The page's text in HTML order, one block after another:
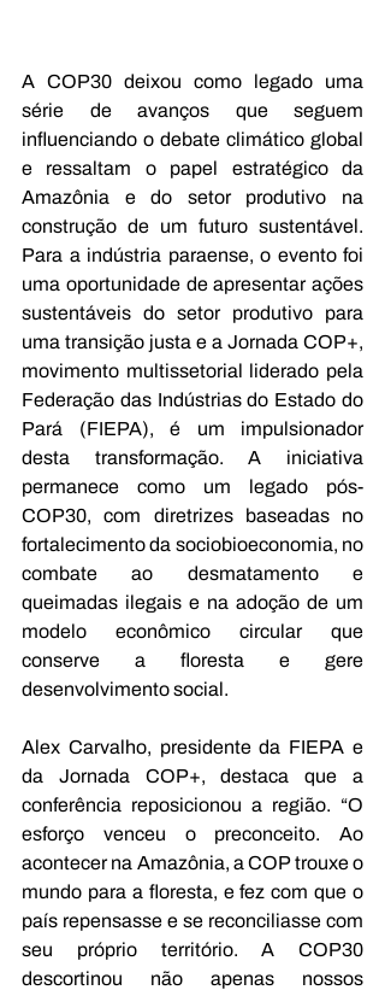
A COP30 deixou como legado uma
série de avanços que seguem
influenciando o debate climático global
e ressaltam o papel estratégico da
Amazônia e do setor produtivo na
construção de um futuro sustentável.
Para a indústria paraense, o evento foi
uma oportunidade de apresentar ações
sustentáveis do setor produtivo para
uma transição justa e a Jornada COP+,
movimento multissetorial liderado pela
Federação das Indústrias do Estado do
Pará (FIEPA), é um impulsionador
desta transformação. A iniciativa
permanece como um legado pós-
COP30, com diretrizes baseadas no
fortalecimento da sociobioeconomia, no
combate ao desmatamento e
queimadas ilegais e na adoção de um
modelo econômico circular que
conserve a floresta e gere
desenvolvimento social.
Alex Carvalho, presidente da FIEPA e
da Jornada COP+, destaca que a
conferência reposicionou a região. “O
esforço venceu o preconceito. Ao
acontecer na Amazônia, a COP trouxe o
mundo para a floresta, e fez com que o
país repensasse e se reconciliasse com
seu próprio território. A COP30
descortinou não apenas nossos